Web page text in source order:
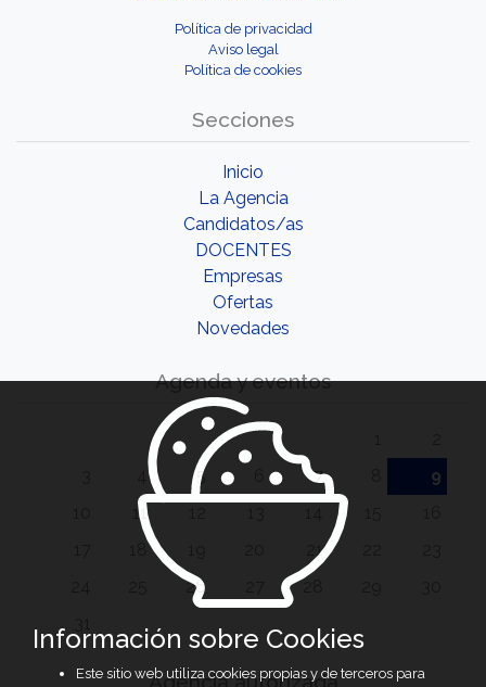
Política de privacidad
Aviso legal
Política de cookies
Secciones
Inicio
La Agencia
Candidatos/as
DOCENTES
Empresas
Ofertas
Novedades
Agenda y eventos
5 7
9
11
21
26 28
Agencia autorizada
Información sobre Cookies
Este sitio web utiliza cookies propias y de terceros para